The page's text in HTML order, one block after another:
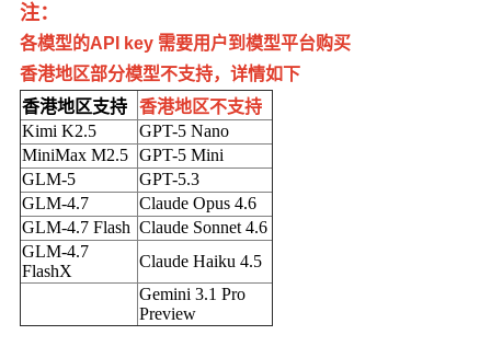
注：
各模型的API key 需要用户到模型平台购买
香港地区部分模型不支持，详情如下
香港地区支持
香港地区不支持
Kimi K2.5
GPT-5 Nano
MiniMax M2.5 GPT-5 Mini
GLM-5
GPT-5.3
GLM-4.7
Claude Opus 4.6
GLM-4.7 Flash Claude Sonnet 4.6
GLM-4.7
FlashX
Claude Haiku 4.5
Gemini 3.1 Pro
Preview